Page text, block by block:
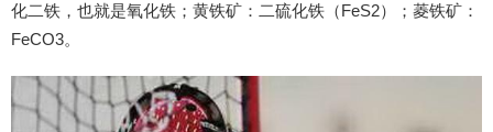
化二铁，也就是氧化铁；黄铁矿：二硫化铁（FeS2）；菱铁矿：
FeCO3。